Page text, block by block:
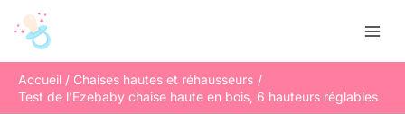
Accueil
Chaises hautes et réhausseurs
Test de l’Ezebaby chaise haute en bois, 6 hauteurs réglables
e
c
h